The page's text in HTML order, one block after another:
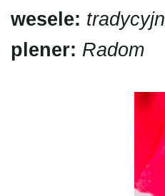
wesele:
plener: Radom